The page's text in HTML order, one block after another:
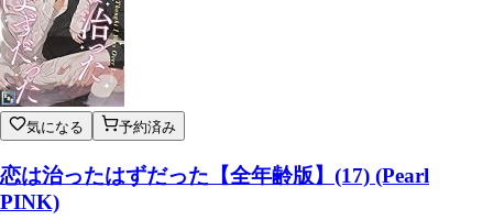
気になる 予約済み
恋は治ったはずだった【全年齢版】(17) (Pearl
PINK)